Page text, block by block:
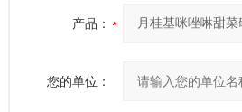
产品：
您的单位：